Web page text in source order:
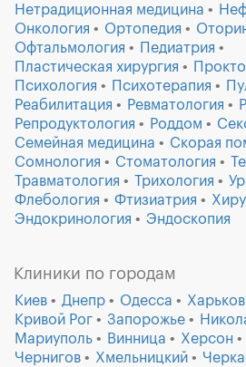
Нетрадиционная медицина
Онкология
Ортопедия
Офтальмология
Педиатрия
Пластическая хирургия
Психология
Психотерапия
Реабилитация
Ревматология
Репродуктология
Роддом
Семейная медицина
Скорая
Сомнология
Стоматология
Травматология
Трихология
Флебология
Фтизиатрия
Эндокринология
Эндоскопия
Клиники по городам
Киев Днепр Одесса Харьков
Кривой Рог
Запорожье
Мариуполь
Винница Херсон
Чернигов
Хмельницкий